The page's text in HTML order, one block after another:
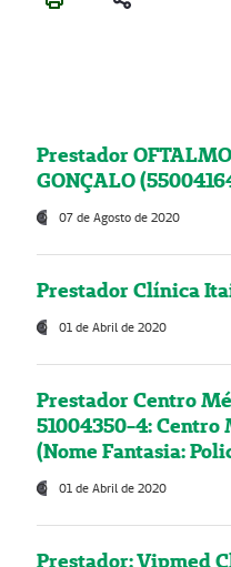
Prestador
GONÇALO
07 de Agosto de 2020
Prestador Clínica
01 de Abril de 2020
Prestador Centro
51004350-4:
(Nome Fantasia:
01 de Abril de 2020
Prestador: Vipmed